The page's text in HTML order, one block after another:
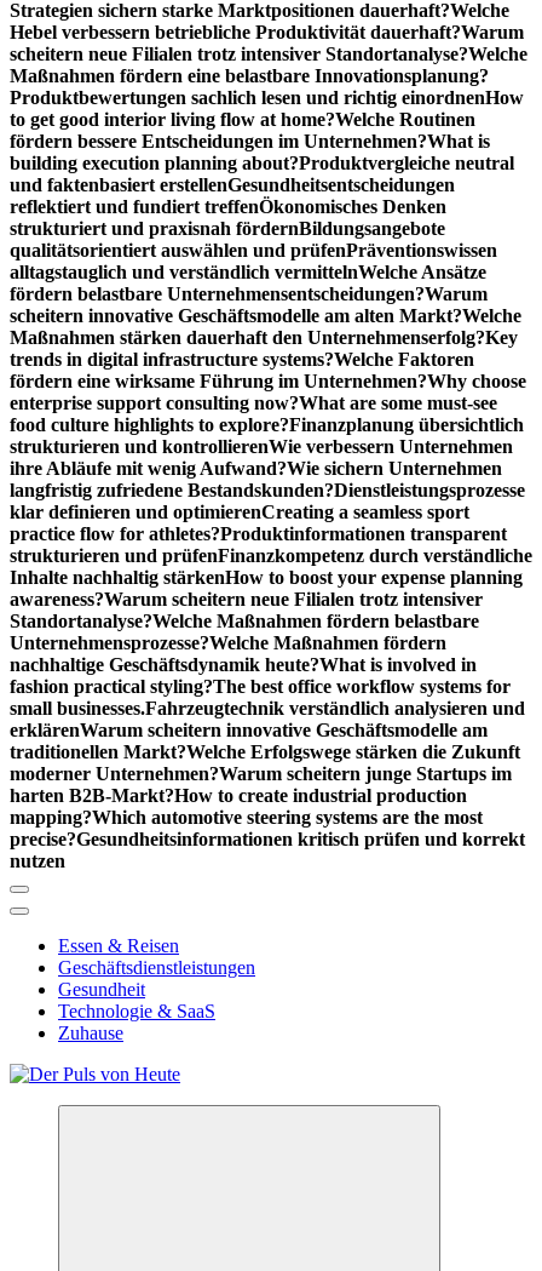
Strategien sichern starke Marktpositionen dauerhaft?Welche
Hebel verbessern betriebliche Produktivität dauerhaft?Warum
scheitern neue Filialen trotz intensiver Standortanalyse?Welche
Maßnahmen fördern eine belastbare Innovationsplanung?
Produktbewertungen sachlich lesen und richtig einordnenHow
to get good interior living flow at home?Welche Routinen
fördern bessere Entscheidungen im Unternehmen?What is
building execution planning about?Produktvergleiche neutral
und faktenbasiert erstellenGesundheitsentscheidungen
reflektiert und fundiert treffenÖkonomisches Denken
strukturiert und praxisnah fördernBildungsangebote
qualitätsorientiert auswählen und prüfenPräventionswissen
alltagstauglich und verständlich vermittelnWelche Ansätze
fördern belastbare Unternehmensentscheidungen?Warum
scheitern innovative Geschäftsmodelle am alten Markt?Welche
Maßnahmen stärken dauerhaft den Unternehmenserfolg?Key
trends in digital infrastructure systems?Welche Faktoren
fördern eine wirksame Führung im Unternehmen?Why choose
enterprise support consulting now?What are some must-see
food culture highlights to explore?Finanzplanung übersichtlich
strukturieren und kontrollierenWie verbessern Unternehmen
ihre Abläufe mit wenig Aufwand?Wie sichern Unternehmen
langfristig zufriedene Bestandskunden?Dienstleistungsprozesse
klar definieren und optimierenCreating a seamless sport
practice flow for athletes?Produktinformationen transparent
strukturieren und prüfenFinanzkompetenz durch verständliche
Inhalte nachhaltig stärkenHow to boost your expense planning
awareness?Warum scheitern neue Filialen trotz intensiver
Standortanalyse?Welche Maßnahmen fördern belastbare
Unternehmensprozesse?Welche Maßnahmen fördern
nachhaltige Geschäftsdynamik heute?What is involved in
fashion practical styling?The best office workflow systems for
small businesses.Fahrzeugtechnik verständlich analysieren und
erklärenWarum scheitern innovative Geschäftsmodelle am
traditionellen Markt?Welche Erfolgswege stärken die Zukunft
moderner Unternehmen?Warum scheitern junge Startups im
harten B2B-Markt?How to create industrial production
mapping?Which automotive steering systems are the most
precise?Gesundheitsinformationen kritisch prüfen und korrekt
nutzen
Essen & Reisen
Geschäftsdienstleistungen
Gesundheit
Technologie & SaaS
Zuhause
Meldungen die Resonanz finden